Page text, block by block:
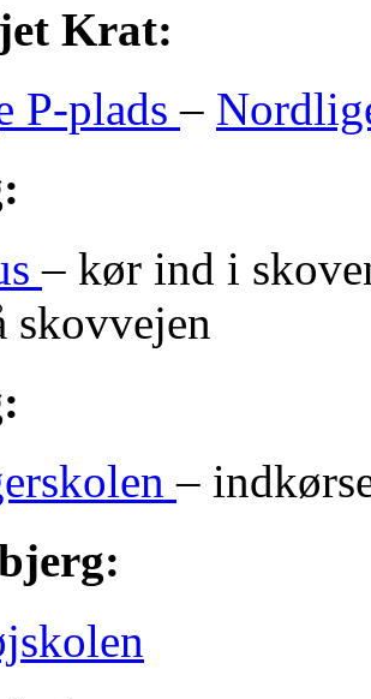
Krat:
P-plads–
– kør ind i
skovvejen
–